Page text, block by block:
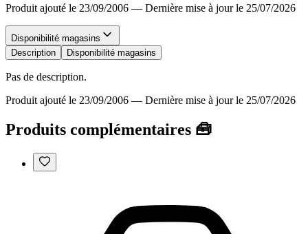
Produit ajouté le 23/09/2006 — Dernière mise à jour le 25/07/2026
Disponibilité magasins
Description
Disponibilité magasins
Pas de description.
Produit ajouté le 23/09/2006 — Dernière mise à jour le 25/07/2026
Produits complémentaires 🧰